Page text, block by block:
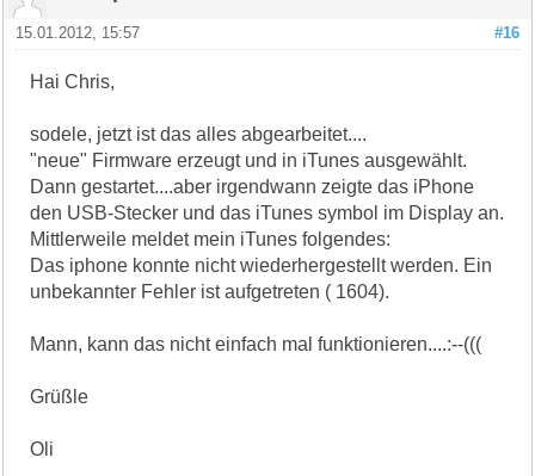
#16
15.01.2012, 15:57
Hai Chris,
sodele, jetzt ist das alles abgearbeitet....
"neue" Firmware erzeugt und in iTunes ausgewählt.
Dann gestartet....aber irgendwann zeigte das iPhone
den USB-Stecker und das iTunes symbol im Display an.
Mittlerweile meldet mein iTunes folgendes:
Das iphone konnte nicht wiederhergestellt werden. Ein
unbekannter Fehler ist aufgetreten ( 1604).
Mann, kann das nicht einfach mal funktionieren....:--(((
Grüßle
Oli